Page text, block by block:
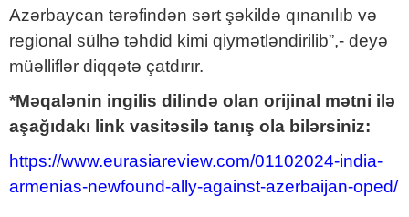
Azərbaycan tərəfindən sərt şəkildə qınanılıb və
regional sülhə təhdid kimi qiymətləndirilib”,- deyə
müəlliflər diqqətə çatdırır.
*Məqalənin ingilis dilində olan orijinal mətni ilə
aşağıdakı link vasitəsilə tanış ola bilərsiniz:
https://www.eurasiareview.com/01102024-india-
armenias-newfound-ally-against-azerbaijan-oped/